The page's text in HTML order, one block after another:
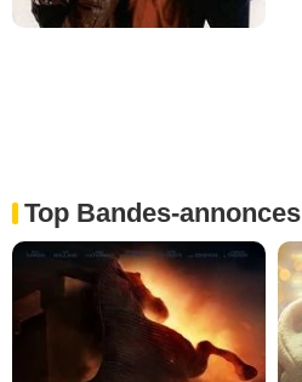
Top Bandes-annonces